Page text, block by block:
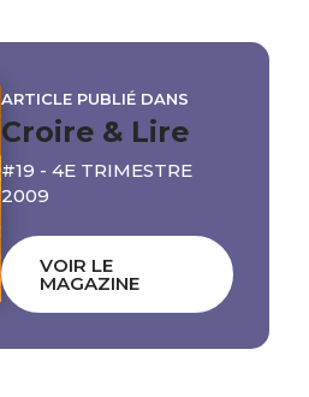
ARTICLE PUBLIÉ DANS
Croire & Lire
#19 - 4E TRIMESTRE
2009
VOIR LE
MAGAZINE